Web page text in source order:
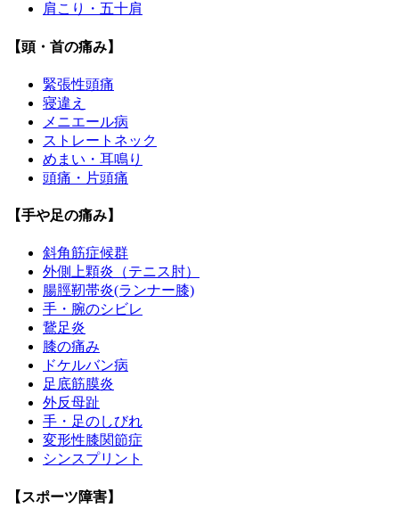
肩こり・五十肩
【頭・首の痛み】
緊張性頭痛
寝違え
メニエール病
ストレートネック
めまい・耳鳴り
頭痛・片頭痛
【手や足の痛み】
斜角筋症候群
外側上顆炎（テニス肘）
腸脛靭帯炎(ランナー膝)
手・腕のシビレ
鵞足炎
膝の痛み
ドケルバン病
足底筋膜炎
外反母趾
手・足のしびれ
変形性膝関節症
シンスプリント
【スポーツ障害】